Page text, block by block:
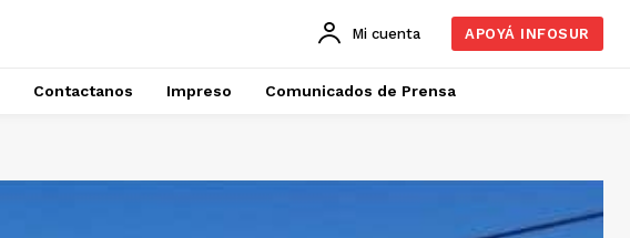
Mi cuenta APOYÁ INFOSUR
Contactanos Impreso Comunicados de Prensa